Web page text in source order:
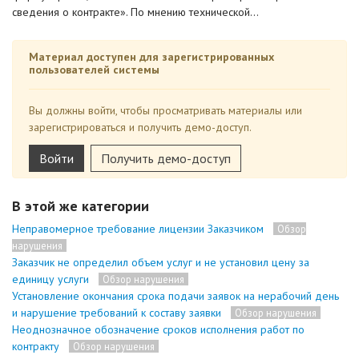
сведения о контракте». По мнению технической…
Материал доступен для зарегистрированных
пользователей системы
Вы должны войти, чтобы просматривать материалы или
зарегистрироваться и получить демо-доступ.
Войти Получить демо-доступ
В этой же категории
Неправомерное требование лицензии Заказчиком
Обзор
нарушения
Заказчик не определил объем услуг и не установил цену за
единицу услуги
Обзор нарушения
Установление окончания срока подачи заявок на нерабочий день
и нарушение требований к составу заявки
Обзор нарушения
Неоднозначное обозначение сроков исполнения работ по
контракту
Обзор нарушения